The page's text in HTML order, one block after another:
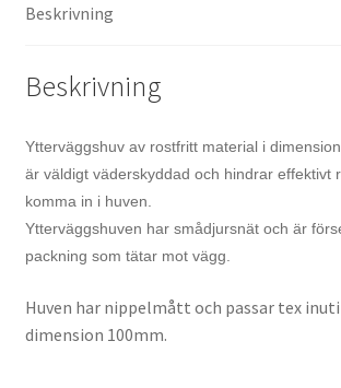
Beskrivning
Beskrivning
Ytterväggshuv av rostfritt material i
är väldigt väderskyddad och hindrar effektivt
komma in i huven.
Ytterväggshuven har smådjursnät och är
packning som tätar mot vägg.
Huven har nippelmått och passar tex
dimension 100mm.